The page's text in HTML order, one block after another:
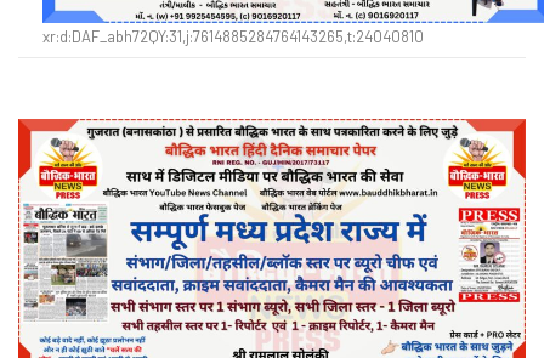
xr:d:DAF_abh72QY:31,j:7614885284764143265,t:24040810